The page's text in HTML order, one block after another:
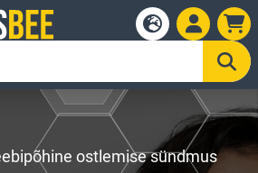
ostlemise sündmus